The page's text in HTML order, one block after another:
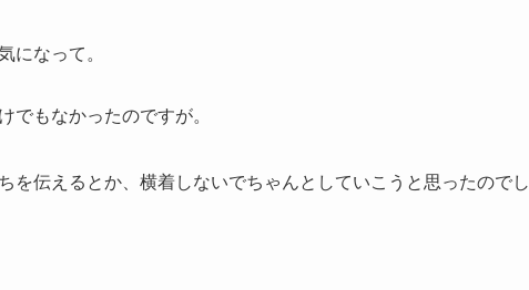
になって。
でもなかったのですが。
を伝えるとか、横着しないでちゃんとしていこうと思ったのでし